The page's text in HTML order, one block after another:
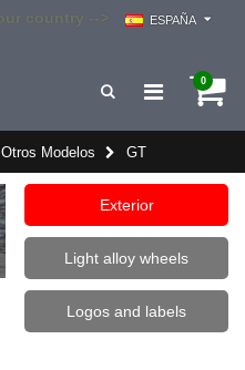
ESPAÑA
0
Otros Modelos GT
Exterior
Light alloy wheels
Logos and labels